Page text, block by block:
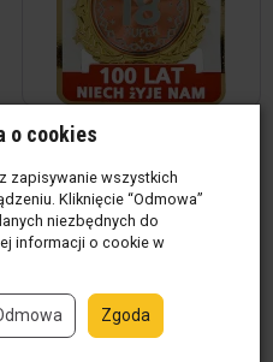
Złoty medal - 18 Jesteś super
szt)
29,00 zł / szt
Do koszyka
o cookies
zapisywanie wszystkich
Kliknięcie “Odmowa”
niezbędnych do
informacji o cookie w
Zgoda